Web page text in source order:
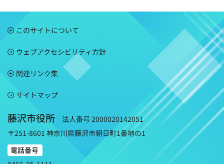
このサイトについて
ウェブアクセシビリティ方針
関連リンク集
サイトマップ
藤沢市役所
法人番号 2000020142051
〒251-8601 神奈川県藤沢市朝日町1番地の1
電話番号